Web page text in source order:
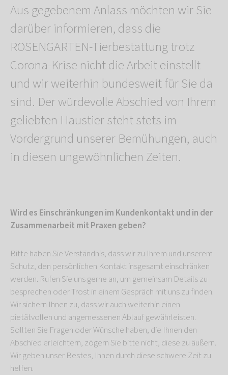
Aus gegebenem Anlass möchten wir Sie
darüber informieren, dass die
ROSENGARTEN-Tierbestattung trotz
Corona-Krise nicht die Arbeit einstellt
und wir weiterhin bundesweit für Sie da
sind. Der würdevolle Abschied von Ihrem
geliebten Haustier steht stets im
Vordergrund unserer Bemühungen, auch
in diesen ungewöhnlichen Zeiten.
Wird es Einschränkungen im Kundenkontakt und in der
Zusammenarbeit mit Praxen geben?
Bitte haben Sie Verständnis, dass wir zu Ihrem und unserem
Schutz, den persönlichen Kontakt insgesamt einschränken
werden. Rufen Sie uns gerne an, um gemeinsam Details zu
besprechen oder Trost in einem Gespräch mit uns zu finden.
Wir sichern Ihnen zu, dass wir auch weiterhin einen
pietätvollen und angemessenen Ablauf gewährleisten.
Sollten Sie Fragen oder Wünsche haben, die Ihnen den
Abschied erleichtern, zögern Sie bitte nicht, diese zu äußern.
Wir geben unser Bestes, Ihnen durch diese schwere Zeit zu
helfen.